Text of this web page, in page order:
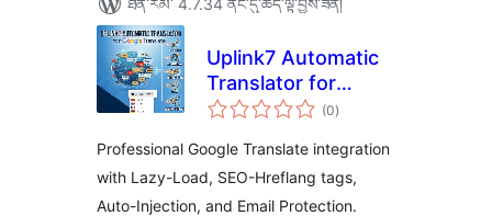
ཐོན་རིམ་ 4.7.34 ནང་དུ་ཚོད་ལྟ་བྱས་ཟིན།
Uplink7 Automatic
Translator for
Google Translate
(0གདེང་
འཇོག་
ཚང་།
)
Professional Google Translate integration
with Lazy-Load, SEO-Hreflang tags,
Auto-Injection, and Email Protection.